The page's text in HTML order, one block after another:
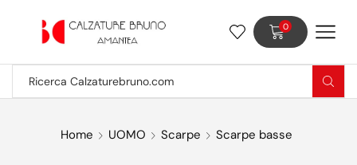
0
Home UOMO Scarpe Scarpe basse